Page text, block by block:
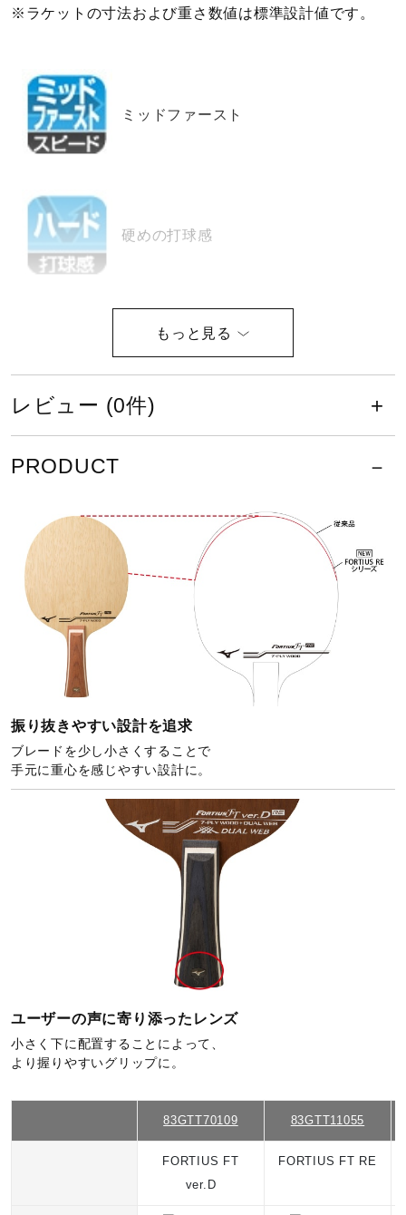
ライフスタイルグッズ
インナー
寝具／ミズノスリープ
サポーター
メディカル
コラボ／ライセンス
セール
その他
サポート
※ラケットの寸法および重さ数値は標準設計値です。
ミッドファースト
硬めの打球感
木材7枚合板
6.1mm
【ST】100×23mm
日本卓球協会公認商品
157×149mm、ブレード厚：6.1mm
天然木材
レビュー (0件)
PRODUCT
振り抜きやすい設計を追求
ブレードを少し小さくすることで
手元に重心を感じやすい設計に。
ユーザーの声に寄り添ったレンズ
小さく下に配置することによって、
より握りやすいグリップに。
83GTT70109 83GTT11055
FORTIUS FT
ver.D
FORTIUS FT RE